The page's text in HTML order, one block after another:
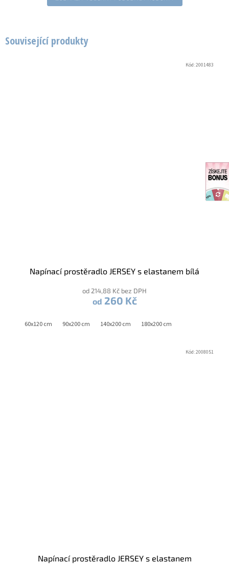
Související produkty
Napínací prostěradlo JERSEY s elastanem bílá
od 214,88 Kč bez DPH
od 260 Kč
60x120 cm 90x200 cm 140x200 cm 180x200 cm
Kód:2001483
Napínací prostěradlo JERSEY s elastanem
Kód:2008051